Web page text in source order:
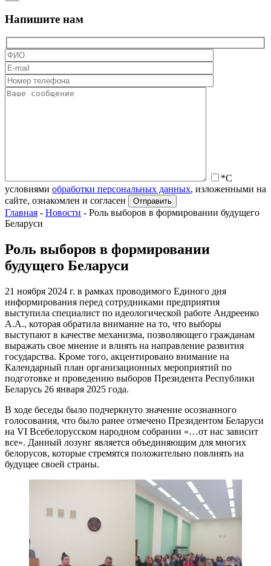
Напишите нам
*С
условиями обработки персональных данных, изложенными на
сайте, ознакомлен и согласен
Главная - Новости - Роль выборов в формировании будущего
Беларуси
Роль выборов в формировании
будущего Беларуси
21 ноября 2024 г. в рамках проводимого Единого дня
информирования перед сотрудниками предприятия
выступила специалист по идеологической работе Андреенко
А.А., которая обратила внимание на то, что выборы
выступают в качестве механизма, позволяющего гражданам
выражать свое мнение и влиять на направление развития
государства. Кроме того, акцентировано внимание на
Календарный план организационных мероприятий по
подготовке и проведению выборов Президента Республики
Беларусь 26 января 2025 года.
В ходе беседы было подчеркнуто значение осознанного
голосования, что было ранее отмечено Президентом Беларуси
на VI Всебелорусском народном собрании «…от нас зависит
все». Данный лозунг является объединяющим для многих
белорусов, которые стремятся положительно повлиять на
будущее своей страны.